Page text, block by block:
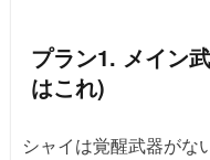
プラン1. メイン
はこれ)
シャイは覚醒武器がな